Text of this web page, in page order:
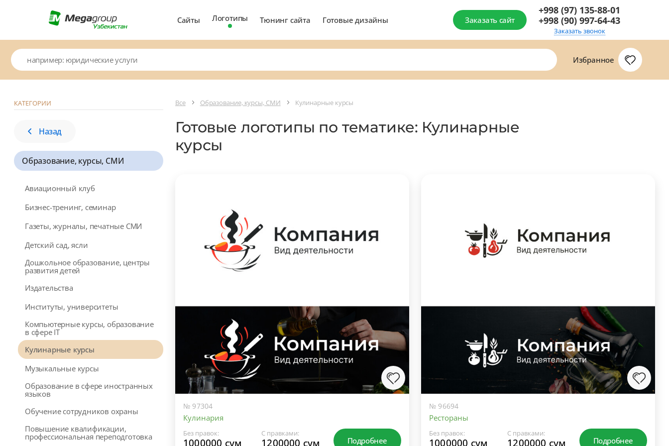
Сайты Логотипы Тюнинг сайта Готовые дизайны Заказать сайт
+998 (97) 135-88-01
+998 (90) 997-64-43
Заказать звонок
Избранное
КАТЕГОРИИ
Назад
Образование, курсы, СМИ
Авиационный клуб
Бизнес-тренинг, семинар
Газеты, журналы, печатные СМИ
Детский сад, ясли
Дошкольное образование, центры
развития детей
Издательства
Институты, университеты
Компьютерные курсы, образование
в сфере IT
Кулинарные курсы
Музыкальные курсы
Образование в сфере иностранных
языков
Обучение сотрудников охраны
Повышение квалификации,
профессиональная переподготовка
Все Образование, курсы, СМИ Кулинарные курсы
Готовые логотипы по тематике: Кулинарные
курсы
№ 97304
Кулинария
Без правок:
1000000 сум
С правками:
1200000 сум Подробнее
№ 96694
Рестораны
Без правок:
1000000 сум
С правками:
1200000 сум Подробнее